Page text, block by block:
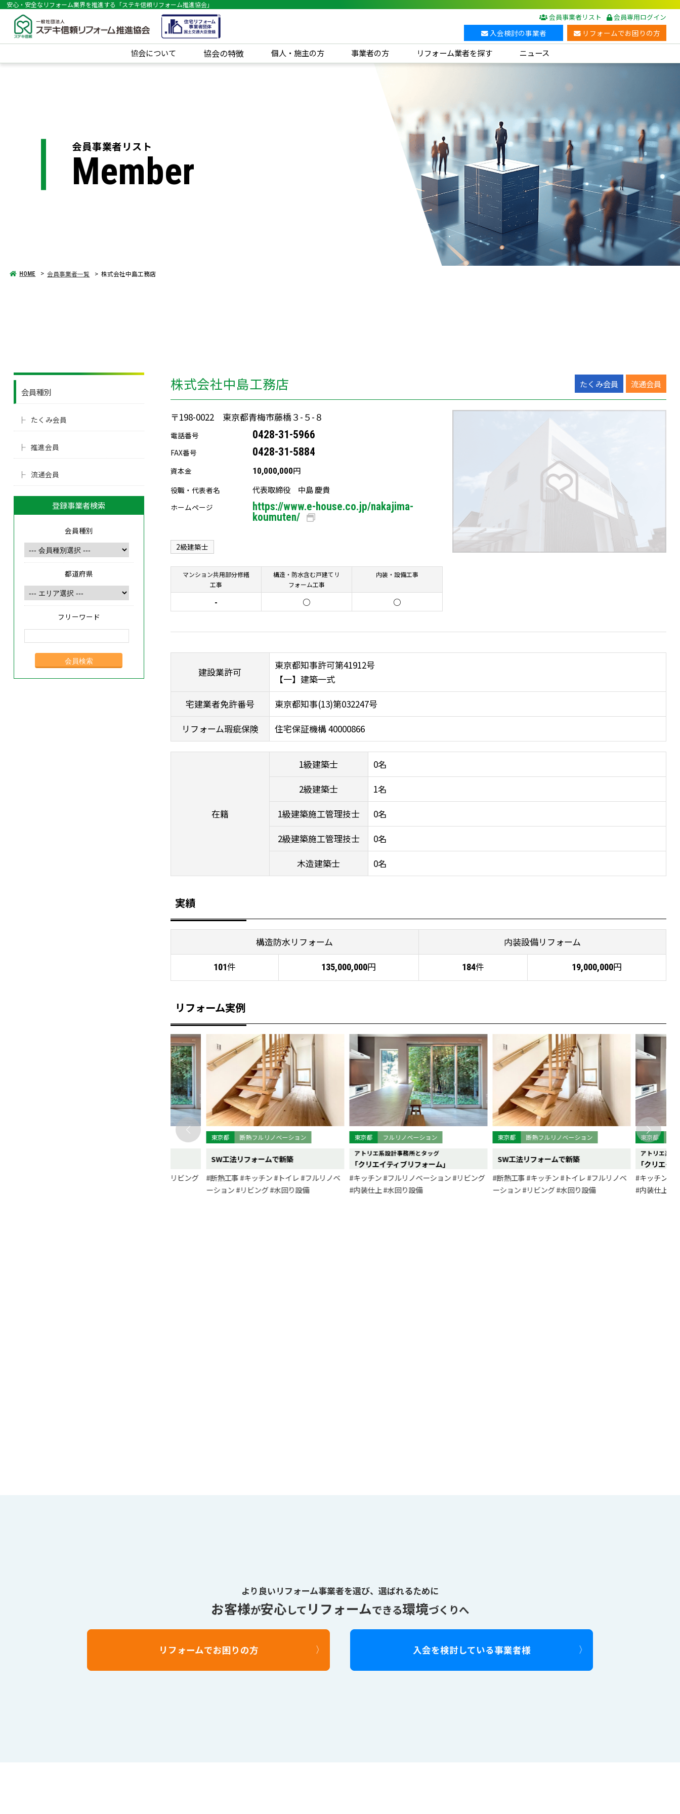
安心・安全なリフォーム業界を推進する「ステキ信頼リフォーム推進協会」
会員事業者リスト 会員専用ログイン
入会検討の事業者 リフォームでお困りの方
協会について 協会の特徴 個人・施主の方 事業者の方 リフォーム業者を探す ニュース
会員事業者リスト
Member
HOME 会員事業者一覧 株式会社中島工務店
会員種別
たくみ会員
推進会員
流通会員
登録事業者検索
会員種別
都道府県
フリーワード
株式会社中島工務店 たくみ会員 流通会員
〒198-0022 東京都青梅市藤橋３-５-８
電話番号 0428-31-5966
FAX番号 0428-31-5884
資本金 10,000,000円
役職・代表者名 代表取締役 中島 慶貴
ホームページ
https://www.e-house.co.jp/nakajima-
koumuten/
2級建築士
マンション共用部分修繕
工事
構造・防水含む戸建てリ
フォーム工事
内装・設備工事
- ○ ○
建設業許可
東京都知事許可第41912号
【一】建築一式
宅建業者免許番号
東京都知事(13)第032247号
リフォーム瑕疵保険
住宅保証機構 40000866
在籍
1級建築士
0名
2級建築士
1名
1級建築施工管理技士
0名
2級建築施工管理技士
0名
木造建築士
0名
実績
構造防水リフォーム 内装設備リフォーム
101件 135,000,000円 184件 19,000,000円
リフォーム実例
#リビング
東京都 断熱フルリノベーション
SW工法リフォームで新築
#断熱工事#キッチン#トイレ#フルリノベ
ーション#リビング#水回り設備
東京都 フルリノベーション
アトリエ系設計事務所とタッグ
｢クリエイティブリフォーム｣
#キッチン#フルリノベーション#リビング
#内装仕上#水回り設備
東京都 断熱フルリノベーション
SW工法リフォームで新築
#断熱工事#キッチン#トイレ#フルリノベ
ーション#リビング#水回り設備
東京都
アトリエ系設
｢クリエイ
#キッチン
#内装仕上
より良いリフォーム事業者を選び、 選ばれるために
お客様が安心して リフォームできる環境づくりへ
リフォームでお困りの方 入会を検討している事業者様